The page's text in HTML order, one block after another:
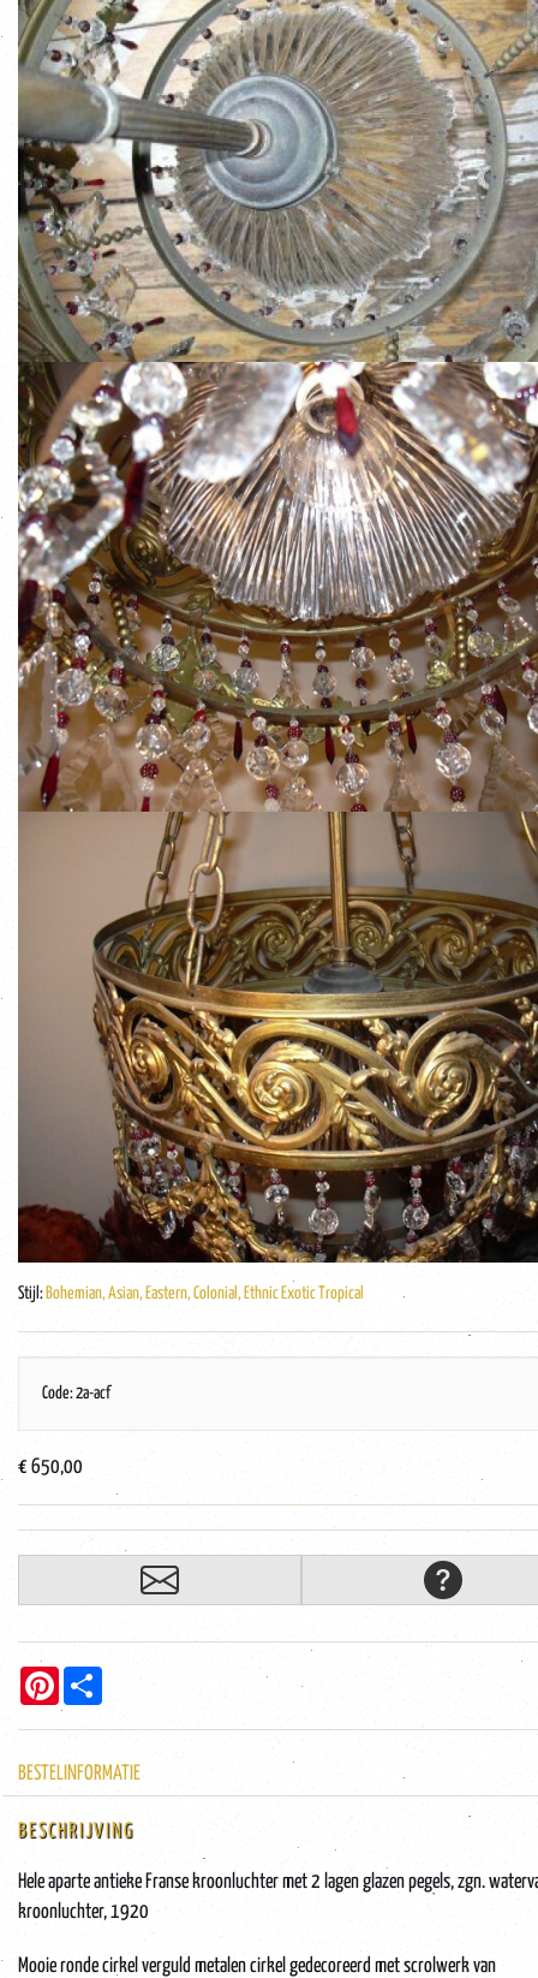
Stijl: Bohemian, Asian, Eastern, Colonial, Ethnic Exotic Tropical
Code: 2a-acf
€ 650,00
Pinterest
BESTELINFORMATIE
BESCHRIJVING
Hele aparte antieke Franse kroonluchter met 2 lagen glazen pegels, zgn.
kroonluchter, 1920
Mooie ronde cirkel verguld metalen cirkel gedecoreerd met scrolwerk van